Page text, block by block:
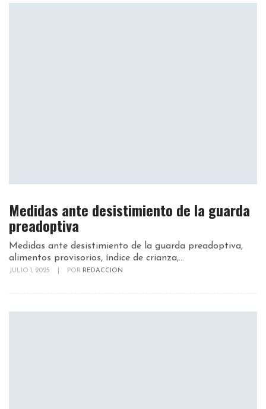
Medidas ante desistimiento de la guarda
preadoptiva
Medidas ante desistimiento de la guarda preadoptiva,
alimentos provisorios, índice de crianza,...
JULIO 1, 2025 POR REDACCION